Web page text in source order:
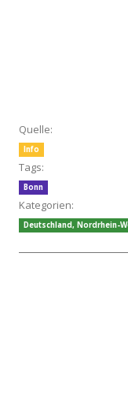
Quelle:
Info
Tags:
Bonn
Kategorien:
Deutschland, Nordrhein-